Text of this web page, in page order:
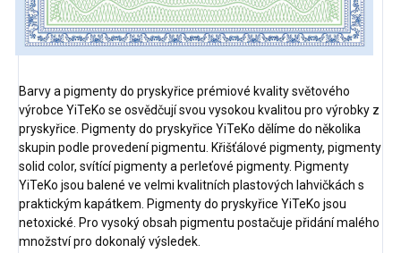
Barvy a pigmenty do pryskyřice prémiové kvality světového
výrobce YiTeKo se osvědčují svou vysokou kvalitou pro výrobky z
pryskyřice. Pigmenty do pryskyřice YiTeKo dělíme do několika
skupin podle provedení pigmentu. Křišťálové pigmenty, pigmenty
solid color, svítící pigmenty a perleťové pigmenty. Pigmenty
YiTeKo jsou balené ve velmi kvalitních plastových lahvičkách s
praktickým kapátkem. Pigmenty do pryskyřice YiTeKo jsou
netoxické. Pro vysoký obsah pigmentu postačuje přidání malého
množství pro dokonalý výsledek.